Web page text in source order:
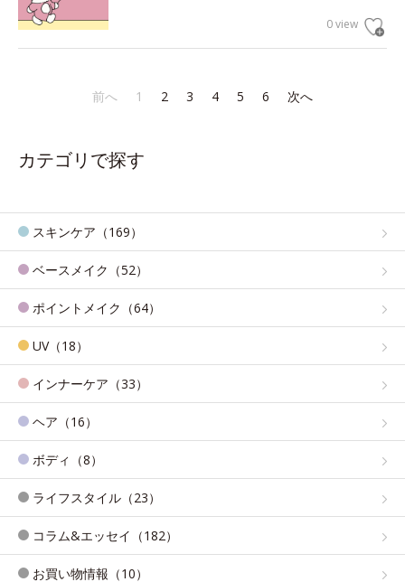
0 view
前へ 1 2 3 4 5 6 次へ
カテゴリで探す
スキンケア（169）
ベースメイク（52）
ポイントメイク（64）
UV（18）
インナーケア（33）
ヘア（16）
ボディ（8）
ライフスタイル（23）
コラム&エッセイ（182）
お買い物情報（10）